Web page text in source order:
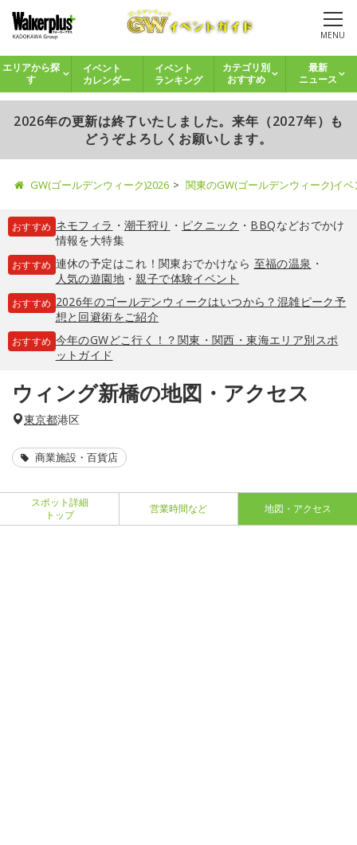
MENU
エリアから探
す
イベント
カレンダー
イベント
ランキング
カテゴリ別
おすすめ
最新
ニュース
2026年の更新は終了いたしました。来年（2027年）も
どうぞよろしくお願いします。
GW(ゴールデンウィーク)2026 関東のGW(ゴールデンウィーク)イ
おすすめ ネモフィラ ・ 潮干狩り ・ ピクニック ・ BBQなどおでかけ
情報を大特集
おすすめ 連休の予定はこれ！関東おでかけなら 至福の温泉 ・
人気の遊園地・親子で体験イベント
おすすめ 2026年のゴールデンウィークはいつから？混雑ピーク予
想と回避術をご紹介
おすすめ 今年のGWどこ行く！？関東・関西・東海エリア別スポ
ットガイド
ウィング新橋の地図・アクセス
東京都港区
商業施設・百貨店
スポット詳細
トップ
営業時間など 地図・アクセス